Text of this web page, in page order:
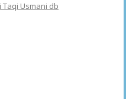
Usmani db